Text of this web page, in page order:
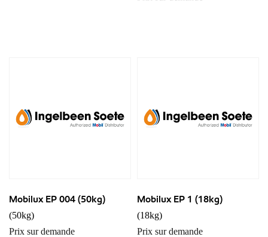
Mobilux EP 004 (50kg)
(50kg)
Prix sur demande
Mobilux EP 1 (18kg)
(18kg)
Prix sur demande